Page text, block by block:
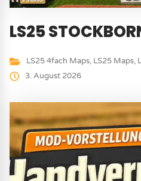
LS25
LS25 4fach Maps, LS25 Maps,
3. August 2026